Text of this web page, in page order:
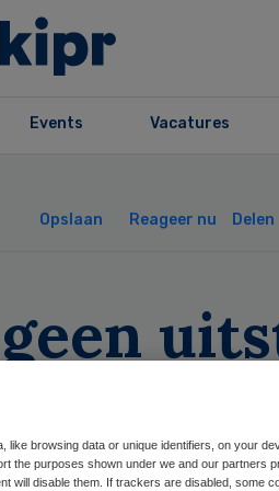
Events Vacatures
Opslaan Reageer nu Delen
browsing data or unique identifiers, on your
the purposes shown under we and our partners
will disable them. If trackers are disabled, some